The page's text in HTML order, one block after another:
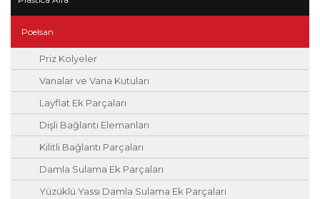
Poelsan
Priz Kolyeler
Vanalar ve Vana Kutuları
Layflat Ek Parçaları
Dişli Bağlantı Elemanları
Kilitli Bağlantı Parçaları
Damla Sulama Ek Parçaları
Yüzüklü Yassı Damla Sulama Ek Parçaları